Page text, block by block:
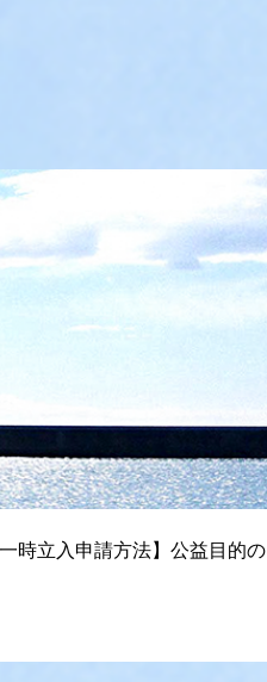
時立入申請方法】公益目的の